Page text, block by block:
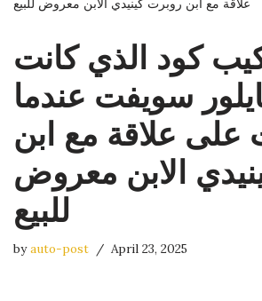
علاقة مع ابن روبرت كينيدي الابن معروض للبيع
كود الذي كانت
سويفت عندما
على علاقة مع ابن
الابن معروض
للبيع
byauto-post April 23, 2025